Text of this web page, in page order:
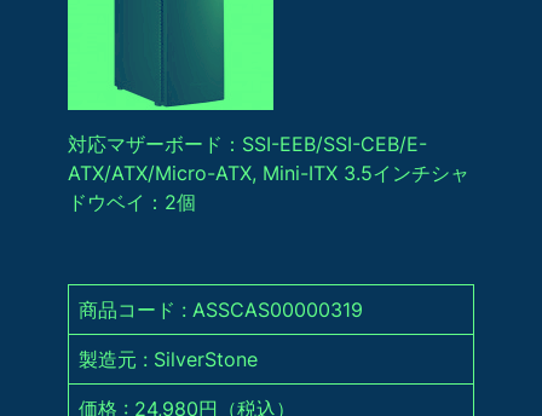
対応マザーボード：SSI-EEB/SSI-CEB/E-
ATX/ATX/Micro-ATX, Mini-ITX 3.5インチシャ
ドウベイ：2個
商品コード : ASSCAS00000319
製造元 : SilverStone
価格 : 24,980円（税込）